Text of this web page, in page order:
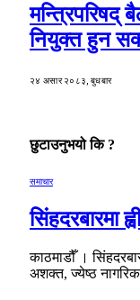
मन्त्रिपरिषद्
नियुक्त हुन
२४ असार २०८३, बुधबार
छुटाउनुभयो कि ?
समाचार
सिंहदरबारमा
काठमाडौँ ।
अशक्त, ज्येष्ठ